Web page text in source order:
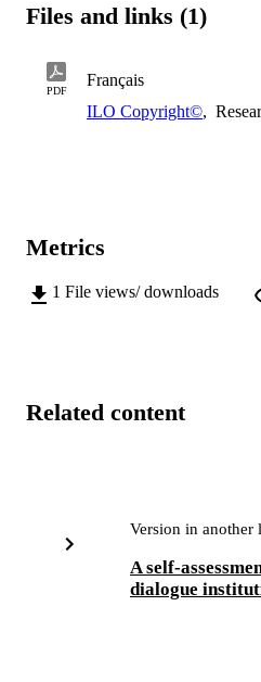
Files and links (1)
PDF
Français
ILO Copyright©,
Metrics
1 File views/ downloads
Related content
Version in another
A self-
dialogue